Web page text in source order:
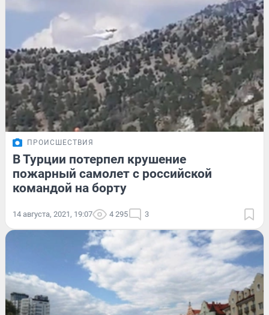
ПРОИСШЕСТВИЯ
В Турции потерпел крушение
пожарный самолет с российской
командой на борту
14 августа, 2021, 19:07 4 295 3